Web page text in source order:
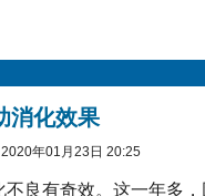
消化效果
年01月23日 20:25
不良有奇效。这一年多